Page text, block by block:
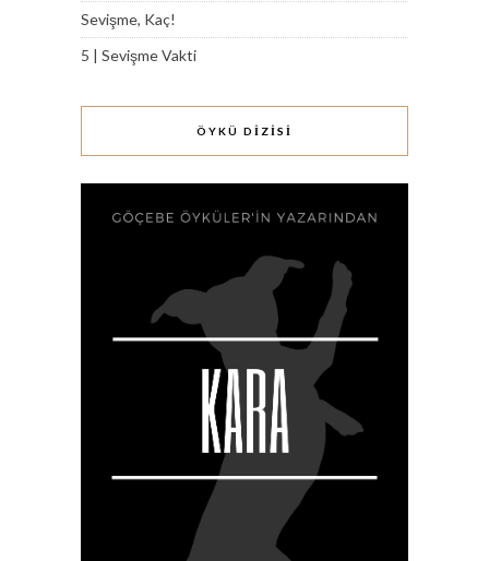
Sevişme, Kaç!
5 | Sevişme Vakti
ÖYKÜ DİZİSİ